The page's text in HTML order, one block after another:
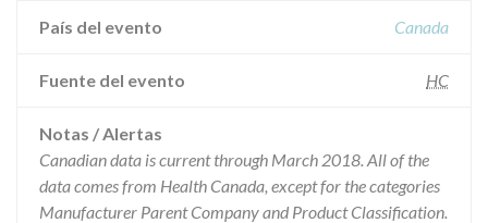
País del evento Canada
Fuente del evento HC
Notas / Alertas
Canadian data is current through March 2018. All of the
data comes from Health Canada, except for the categories
Manufacturer Parent Company and Product Classification.